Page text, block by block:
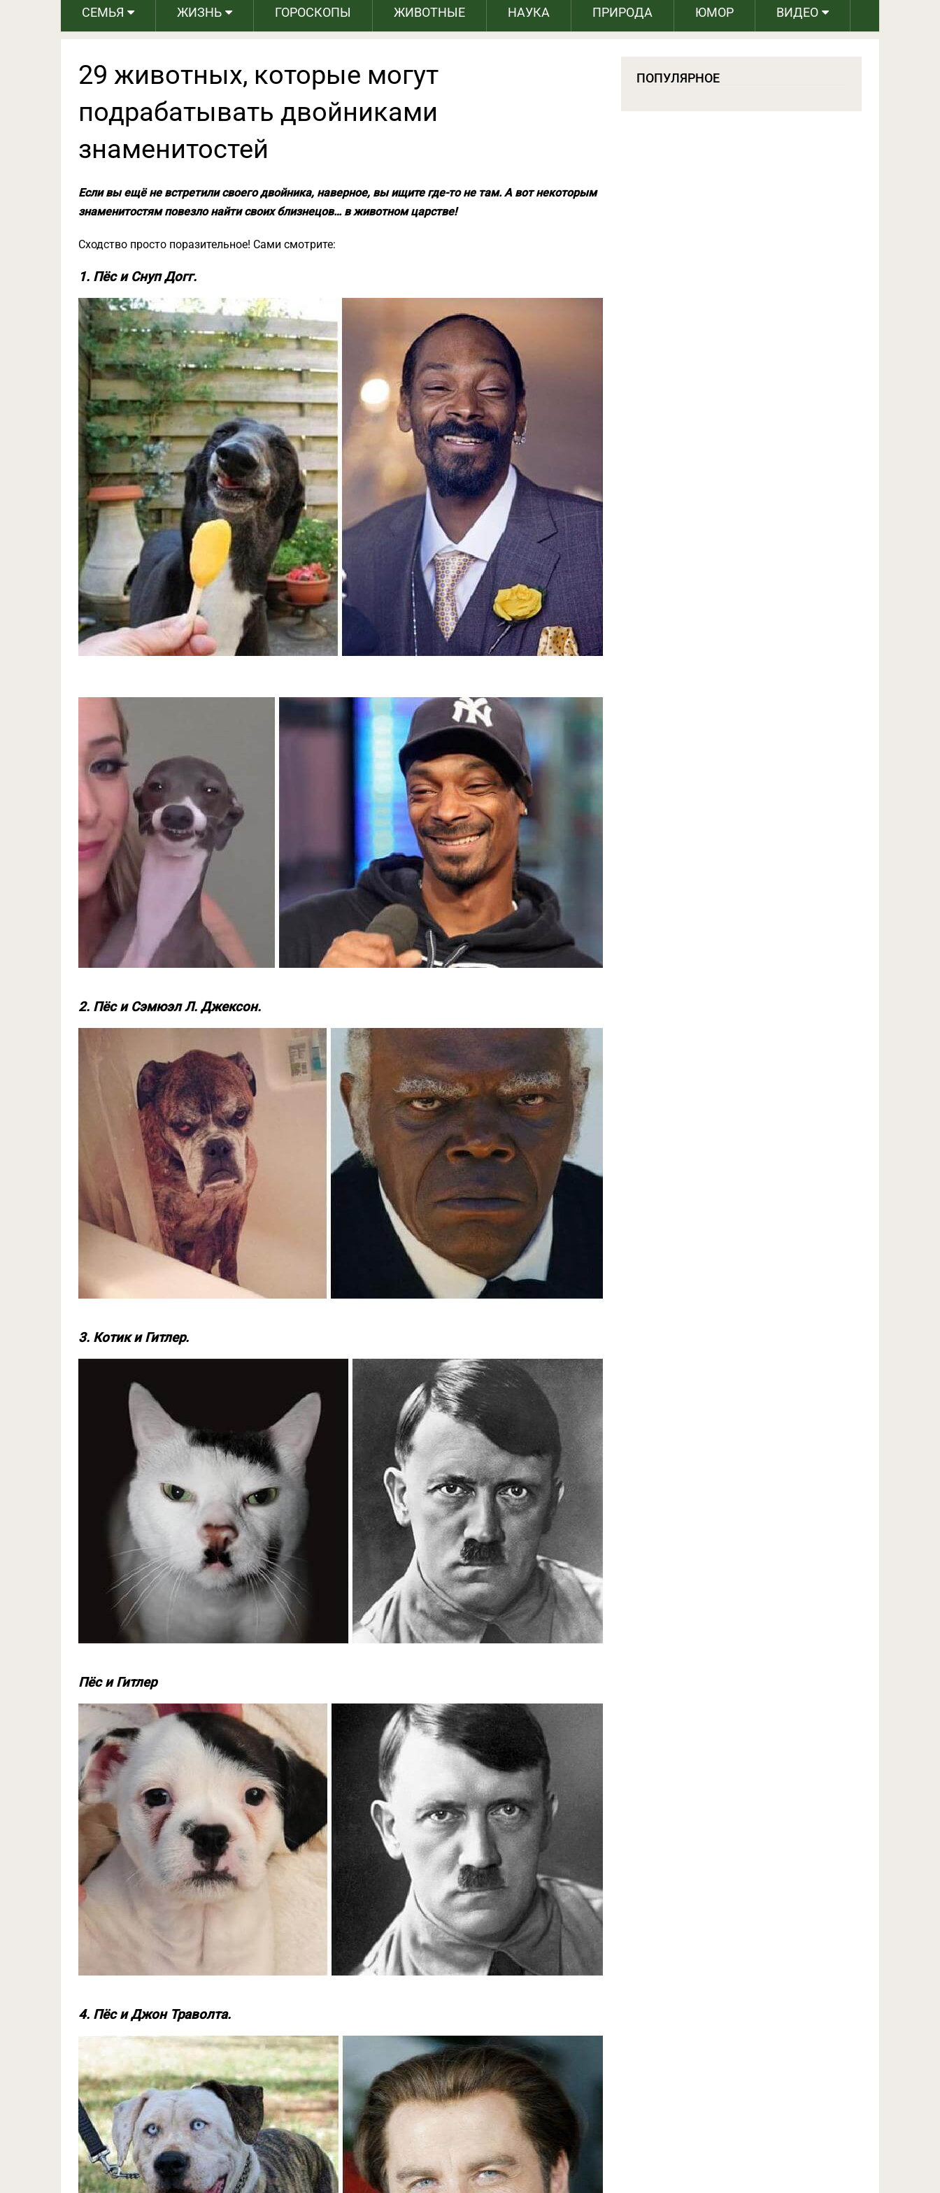
СЕМЬЯ ЖИЗНЬ ГОРОСКОПЫ ЖИВОТНЫЕ НАУКА ПРИРОДА ЮМОР ВИДЕО
29 животных, которые могут
подрабатывать двойниками
знаменитостей
Если вы ещё не встретили своего двойника, наверное, вы ищите где-то не там. А вот некоторым
знаменитостям повезло найти своих близнецов… в животном царстве!
Сходство просто поразительное! Сами смотрите:
1. Пёс и Снуп Догг.
2. Пёс и Сэмюэл Л. Джексон.
3. Котик и Гитлер.
Пёс и Гитлер
4. Пёс и Джон Траволта.
ПОПУЛЯРНОЕ